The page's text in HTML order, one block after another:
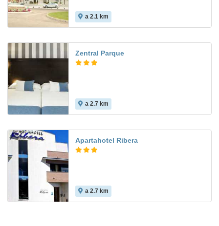
a 2.1 km
Zentral Parque
a 2.7 km
Apartahotel Ribera
a 2.7 km